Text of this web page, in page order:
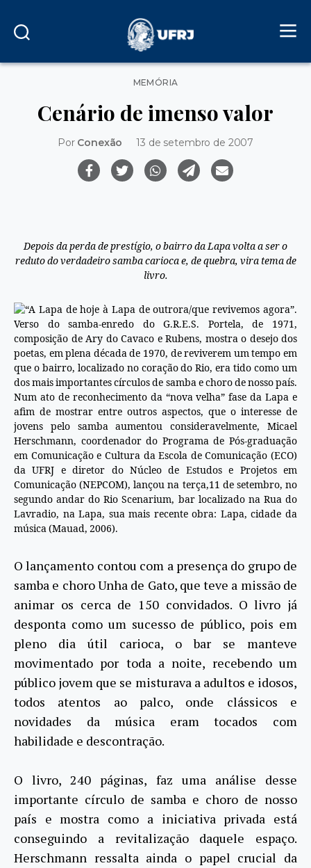
Categorias
MEMÓRIA
Cenário de imenso valor
Por Conexão 13 de setembro de 2007
Depois da perda de prestígio, o bairro da Lapa volta a ser o
reduto do verdadeiro samba carioca e, de quebra, vira tema de
livro.
“A Lapa de hoje à Lapa de outrora/que revivemos agora”.
Verso do samba-enredo do G.R.E.S. Portela, de 1971,
composição de Ary do Cavaco e Rubens, mostra o desejo dos
poetas, em plena década de 1970, de reviverem um tempo em
que o bairro, localizado no coração do Rio, era tido como um
dos mais importantes círculos de samba e choro de nosso país.
Num ato de reconhecimento da “nova velha” fase da Lapa e
afim de mostrar entre outros aspectos, que o interesse de
jovens pelo samba aumentou consideravelmente, Micael
Herschmann, coordenador do Programa de Pós-graduação
em Comunicação e Cultura da Escola de Comunicação (ECO)
da UFRJ e diretor do Núcleo de Estudos e Projetos em
Comunicação (NEPCOM), lançou na terça,11 de setembro, no
segundo andar do Rio Scenarium, bar localizado na Rua do
Lavradio, na Lapa, sua mais recente obra: Lapa, cidade da
música (Mauad, 2006).
O lançamento contou com a presença do grupo de
samba e choro Unha de Gato, que teve a missão de
animar os cerca de 150 convidados. O livro já
desponta como um sucesso de público, pois em
pleno dia útil carioca, o bar se manteve
movimentado por toda a noite, recebendo um
público jovem que se misturava a adultos e idosos,
todos atentos ao palco, onde clássicos e
novidades da música eram tocados com
habilidade e descontração.
O livro, 240 páginas, faz uma análise desse
importante círculo de samba e choro de nosso
país e mostra como a iniciativa privada está
conseguindo a revitalização daquele espaço.
Herschmann ressalta ainda o papel crucial da